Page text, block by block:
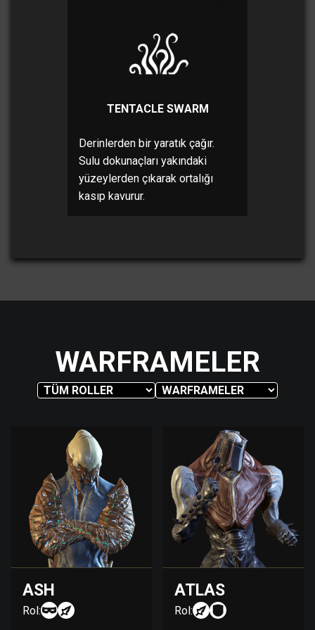
TENTACLE SWARM
Derinlerden bir yaratık çağır.
Sulu dokunaçları yakındaki
yüzeylerden çıkarak ortalığı
kasıp kavurur.
WARFRAMELER
ASH
Rol:
ATLAS
Rol: